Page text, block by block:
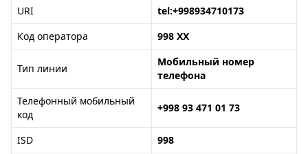
URI
tel:+998934710173
Код оператора
998 XX
Тип линии
Мобильный номер
телефона
Телефонный мобильный
код
+998 93 471 01 73
ISD
998